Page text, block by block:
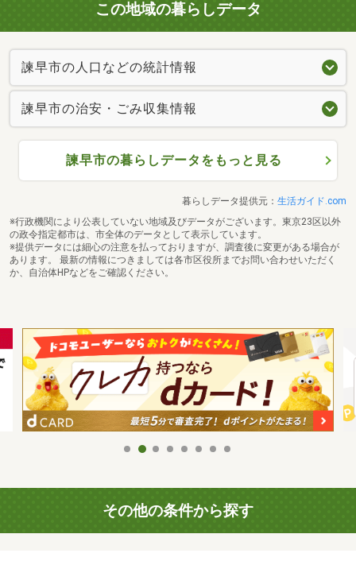
この地域の暮らしデータ
諫早市の人口などの統計情報
諫早市の治安・ごみ収集情報
諫早市の暮らしデータをもっと見る
暮らしデータ提供元： 生活ガイド.com
※行政機関により公表していない地域及びデータがございます。東京23区以外
の政令指定都市は、市全体のデータとして表示しています。
※提供データには細心の注意を払っておりますが、調査後に変更がある場合が
あります。 最新の情報につきましては各市区役所までお問い合わせいただく
か、自治体HPなどをご確認ください。
その他の条件から探す